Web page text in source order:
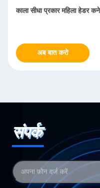
काला सीधा प्रकार महिला हेडर
अब बात करो
संपर्क